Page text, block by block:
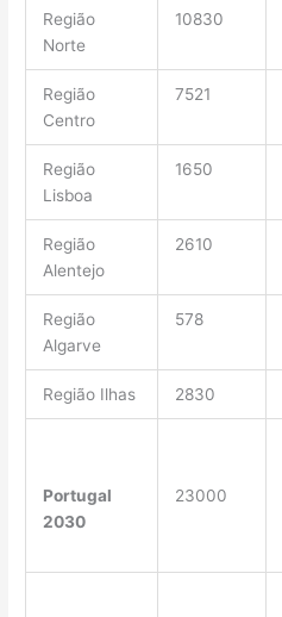
Região
Norte
10830
Região
Centro
7521
Região
Lisboa
1650
Região
Alentejo
2610
Região
Algarve
578
Região Ilhas 2830
Portugal
2030
23000